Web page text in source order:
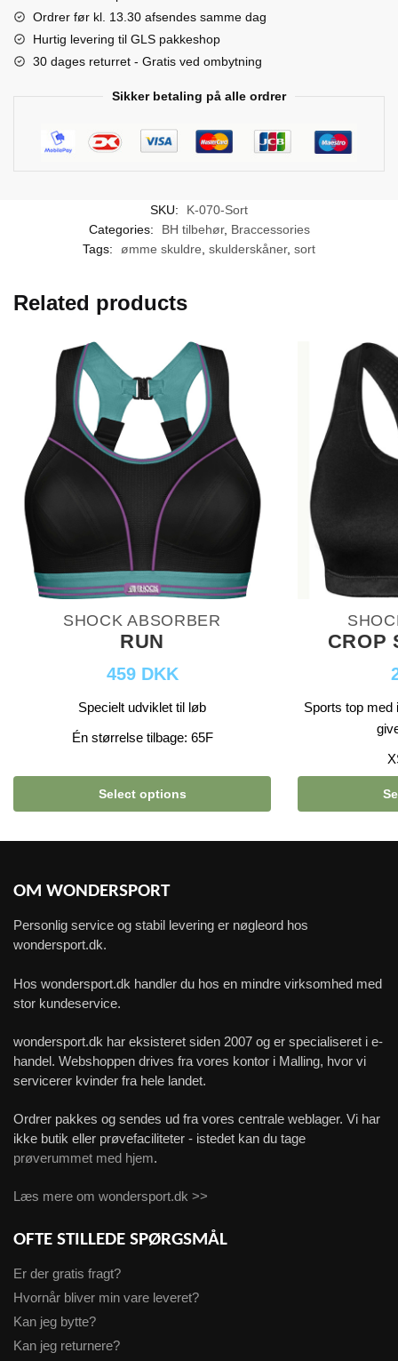
Ordrer før kl. 13.30 afsendes samme dag
Hurtig levering til GLS pakkeshop
30 dages returret - Gratis ved ombytning
Sikker betaling på alle ordrer
SKU:
K-070-Sort
Categories:
BH tilbehør, Braccessories
Tags:
ømme skuldre, skulderskåner, sort
Related products
SHOCK ABSORBER
RUN
459 DKK
Specielt udviklet til løb
Én størrelse tilbage: 65F
Select options
CROP
Sports top med
OM WONDERSPORT
Personlig service og stabil levering er nøgleord hos
wondersport.dk.
Hos wondersport.dk handler du hos en mindre virksomhed med
stor kundeservice.
wondersport.dk har eksisteret siden 2007 og er specialiseret i e-
handel. Webshoppen drives fra vores kontor i Malling, hvor vi
servicerer kvinder fra hele landet.
Ordrer pakkes og sendes ud fra vores centrale weblager. Vi har
ikke butik eller prøvefaciliteter - istedet kan du tage
prøverummet med hjem.
Læs mere om wondersport.dk >>
OFTE STILLEDE SPØRGSMÅL
Er der gratis fragt?
Hvornår bliver min vare leveret?
Kan jeg bytte?
Kan jeg returnere?